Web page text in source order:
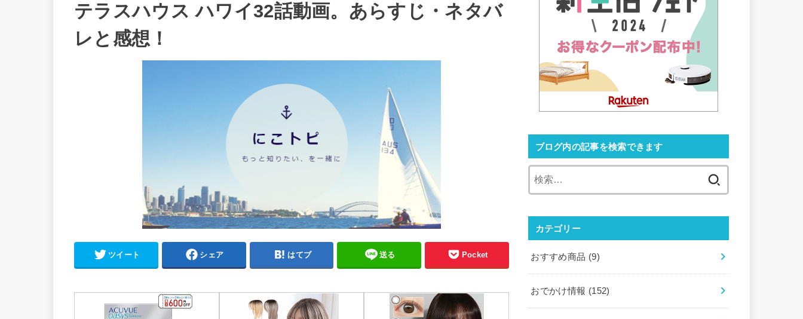
テラスハウス ハワイ32話動画。あらすじ・ネタバ
レと感想！
ツイート シェア はてブ 送る Pocket
ブログ内の記事を検索できます
カテゴリー
おすすめ商品 (9)
おでかけ情報 (152)